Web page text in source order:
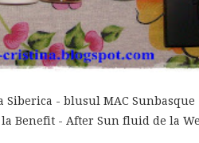
Siberica - blusul MAC Sunbasque
Benefit - After Sun fluid de la